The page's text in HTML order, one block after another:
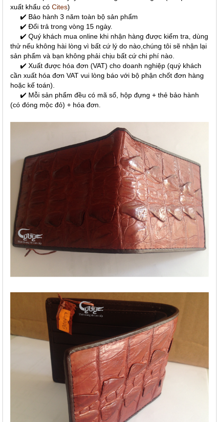
xuất khẩu có Cites)
✔️ Bảo hành 3 năm toàn bộ sản phẩm
✔️ Đổi trả trong vòng 15 ngày.
✔️ Quý khách mua online khi nhận hàng được kiểm tra, dùng
thử nếu không hài lòng vì bất cứ lý do nào,chúng tôi sẽ nhận lại
sản phẩm và bạn không phải chịu bất cứ chi phí nào.
✔️ Xuất được hóa đơn (VAT) cho doanh nghiệp (quý khách
cần xuất hóa đơn VAT vui lòng báo với bộ phận chốt đơn hàng
hoặc kế toán).
✔️ Mỗi sản phẩm đều có mã số, hộp đựng + thẻ bảo hành
(có đóng mộc đỏ) + hóa đơn.